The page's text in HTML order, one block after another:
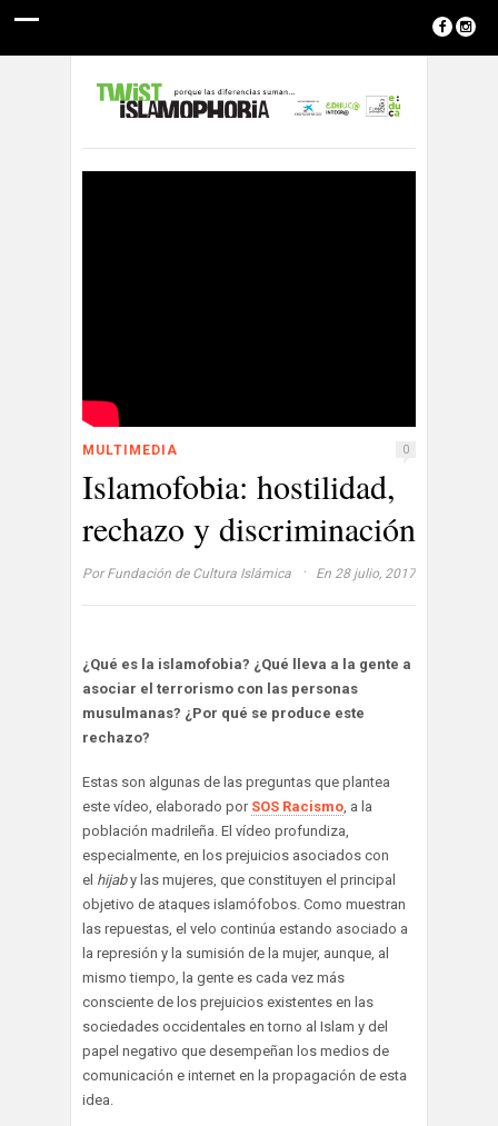
MULTIMEDIA 0
Islamofobia: hostilidad,
rechazo y discriminación
Por Fundación de Cultura Islámica · En 28 julio, 2017
¿Qué es la islamofobia? ¿Qué lleva a la gente a
asociar el terrorismo con las personas
musulmanas? ¿Por qué se produce este
rechazo?
Estas son algunas de las preguntas que plantea
este vídeo, elaborado por SOS Racismo, a la
población madrileña. El vídeo profundiza,
especialmente, en los prejuicios asociados con
el hijaby las mujeres, que constituyen el principal
objetivo de ataques islamófobos. Como muestran
las repuestas, el velo continúa estando asociado a
la represión y la sumisión de la mujer, aunque, al
mismo tiempo, la gente es cada vez más
consciente de los prejuicios existentes en las
sociedades occidentales en torno al Islam y del
papel negativo que desempeñan los medios de
comunicación e internet en la propagación de esta
idea.